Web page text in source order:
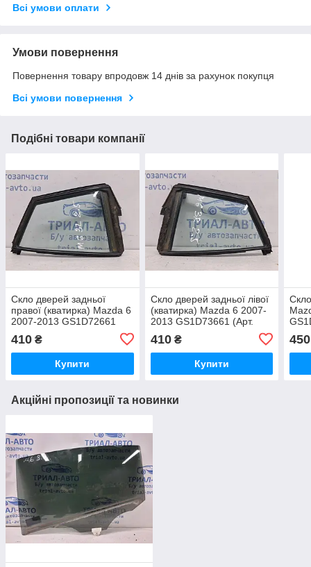
Всі умови оплати
Умови повернення
Повернення товару впродовж 14 днів за рахунок покупця
Всі умови повернення
Подібні товари компанії
Скло дверей задньої
правої (кватирка) Mazda 6
2007-2013 GS1D72661
410 ₴
Купити
Скло дверей задньої лівої
(кватирка) Mazda 6 2007-
2013 GS1D73661 (Арт.
410₴
Купити
450
Акційні пропозиції та новинки